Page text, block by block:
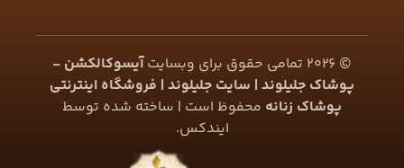
©
2026 تمامی حقوق برای وبسایتآیسوکالکشن -
پوشاک جلیلوند | سایت جلیلوند | فروشگاه اینترنتی
پوشاک زنانه محفوظ است | ساخته شده توسط
ایندکس.